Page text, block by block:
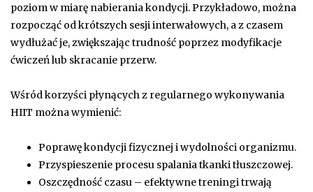
poziom w miarę nabierania kondycji. Przykładowo, można
rozpocząć od krótszych sesji interwałowych, a z czasem
wydłużać je, zwiększając trudność poprzez modyfikacje
ćwiczeń lub skracanie przerw.
Wśród korzyści płynących z regularnego wykonywania
HIIT można wymienić:
Poprawę kondycji fizycznej i wydolności organizmu.
Przyspieszenie procesu spalania tkanki tłuszczowej.
Oszczędność czasu – efektywne treningi trwają